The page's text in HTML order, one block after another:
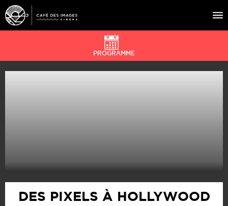
À L’AFFICHE
PROGRAMME
DES PIXELS À HOLLYWOOD